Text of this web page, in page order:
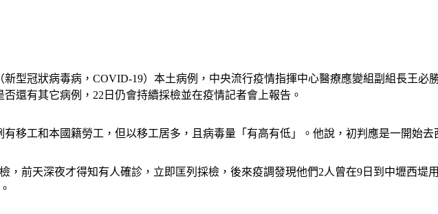
型冠狀病毒病，COVID-19）本土病例，中央流行疫情指揮中心醫療應變組副組長王必
還有其它病例，22日仍會持續採檢並在疫情記者會上報告。
移工和本國籍勞工，但以移工居多，且病毒量「有高有低」。他說，初判應是一開始去
，前天深夜才得知有人確診，立即匡列採檢，後來疫調發現他們2人曾在9日到中壢西堤